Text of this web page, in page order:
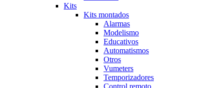
Kits
Kits montados
Alarmas
Modelismo
Educativos
Automatismos
Otros
Vumeters
Temporizadores